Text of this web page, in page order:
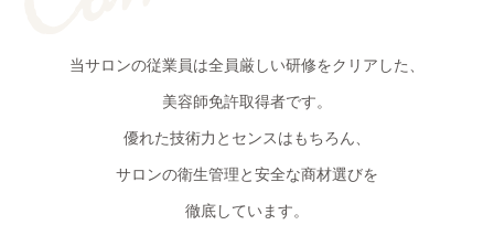
当サロンの従業員は全員厳しい研修をクリアした、
美容師免許取得者です。
優れた技術力とセンスはもちろん、
サロンの衛生管理と安全な商材選びを
徹底しています。